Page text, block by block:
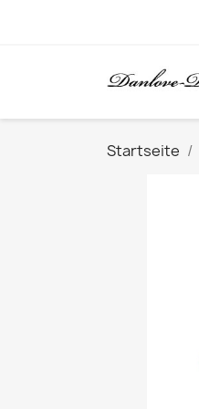
Startseite